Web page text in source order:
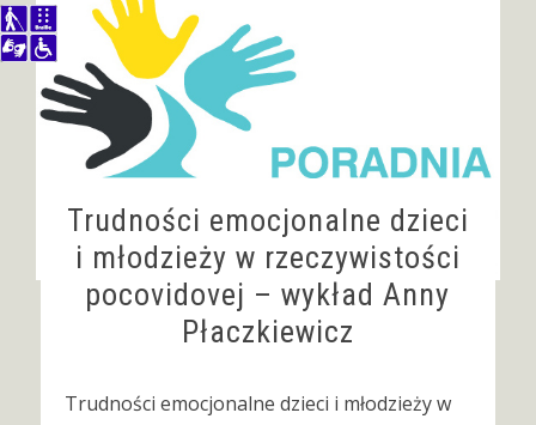
Trudności emocjonalne dzieci
i młodzieży w rzeczywistości
pocovidovej – wykład Anny
Płaczkiewicz
Trudności emocjonalne dzieci i młodzieży w